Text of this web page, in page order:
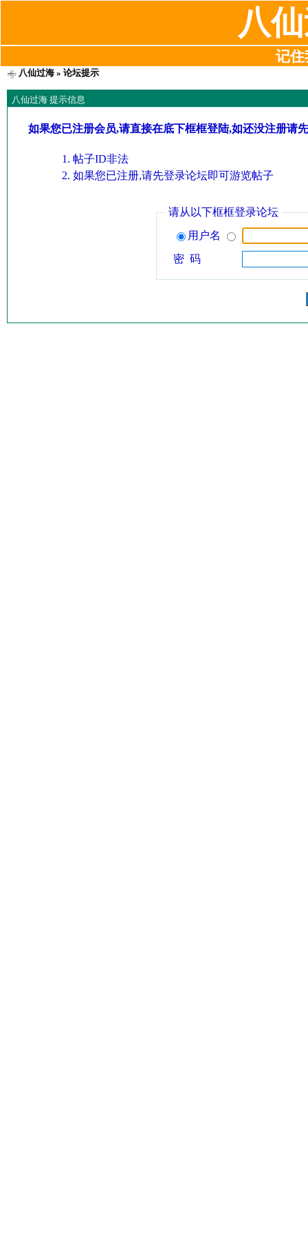
八
记住
八仙过海» 论坛提示
八仙过海 提示信息
如果您已注册会员,请直接在底下框框登陆,如还没注册请
帖子ID非法
如果您已注册,请先登录论坛即可游览帖子
请从以下框框登录论坛
用户名
密 码